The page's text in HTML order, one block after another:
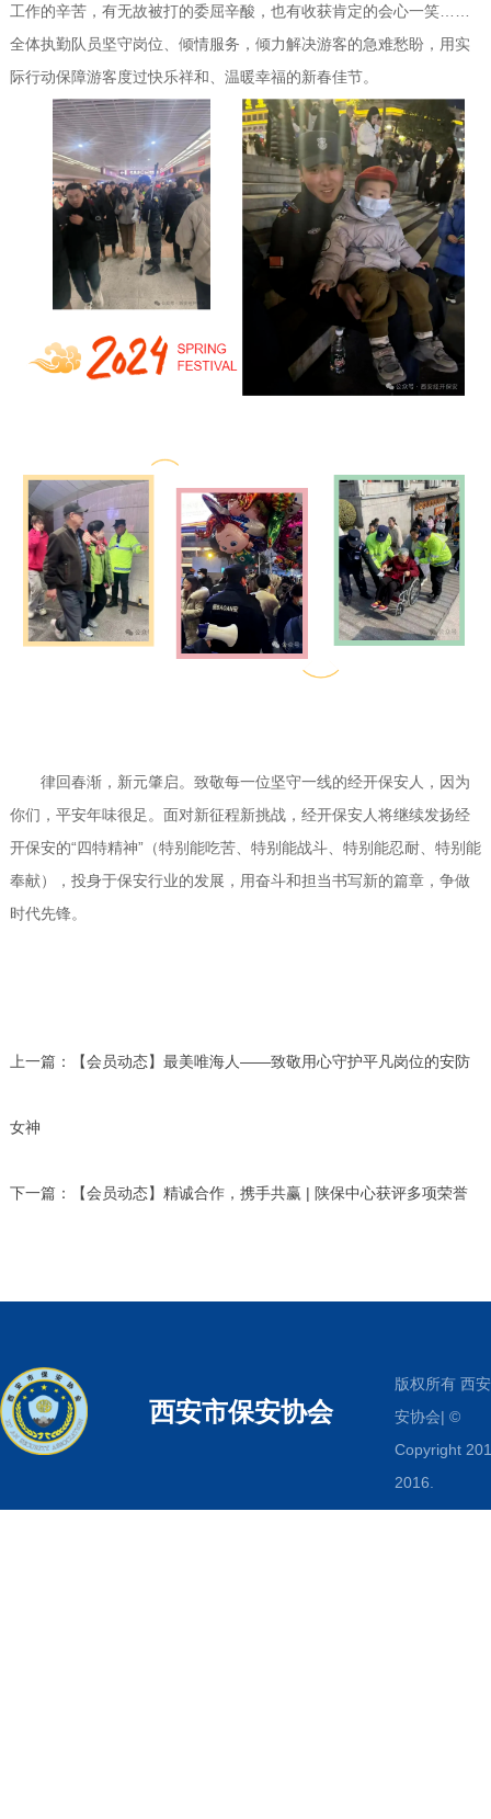
工作的辛苦，有无故被打的委屈辛酸，也有收获肯定的会心一笑……
全体执勤队员坚守岗位、倾情服务，倾力解决游客的急难愁盼，用实
际行动保障游客度过快乐祥和、温暖幸福的新春佳节。
律回春渐，新元肇启。致敬每一位坚守一线的经开保安人，因为
你们，平安年味很足。面对新征程新挑战，经开保安人将继续发扬经
开保安的“四特精神”（特别能吃苦、特别能战斗、特别能忍耐、特别能
奉献），投身于保安行业的发展，用奋斗和担当书写新的篇章，争做
时代先锋。
上一篇： 【会员动态】最美唯海人——致敬用心守护平凡岗位的安防
女神
下一篇： 【会员动态】精诚合作，携手共赢 | 陕保中心获评多项荣誉
西安市保安协会
版权所有 西
安协会| ©
Copyright
2016.